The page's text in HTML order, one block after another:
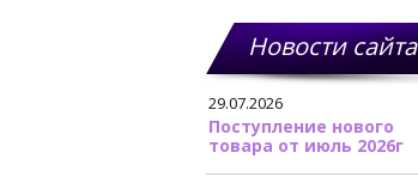
Новости сайта
29.07.2026
Поступление нового
товара от июль 2026г